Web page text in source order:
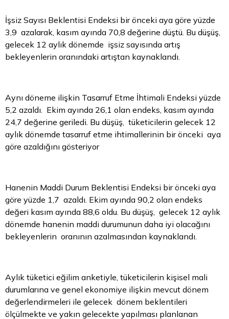
İşsiz Sayısı Beklentisi Endeksi bir önceki aya göre yüzde
3,9 azalarak, kasım ayında 70,8 değerine düştü. Bu düşüş,
gelecek 12 aylık dönemde işsiz sayısında artış
bekleyenlerin oranındaki artıştan kaynaklandı.
Aynı döneme ilişkin Tasarruf Etme İhtimali Endeksi yüzde
5,2 azaldı. Ekim ayında 26,1 olan endeks, kasım ayında
24,7 değerine geriledi. Bu düşüş, tüketicilerin gelecek 12
aylık dönemde tasarruf etme ihtimallerinin bir önceki aya
göre azaldığını gösteriyor
Hanenin Maddi Durum Beklentisi Endeksi bir önceki aya
göre yüzde 1,7 azaldı. Ekim ayında 90,2 olan endeks
değeri kasım ayında 88,6 oldu. Bu düşüş, gelecek 12 aylık
dönemde hanenin maddi durumunun daha iyi olacağını
bekleyenlerin oranının azalmasından kaynaklandı.
Aylık tüketici eğilim anketiyle, tüketicilerin kişisel mali
durumlarına ve genel ekonomiye ilişkin mevcut dönem
değerlendirmeleri ile gelecek dönem beklentileri
ölçülmekte ve yakın gelecekte yapılması planlanan